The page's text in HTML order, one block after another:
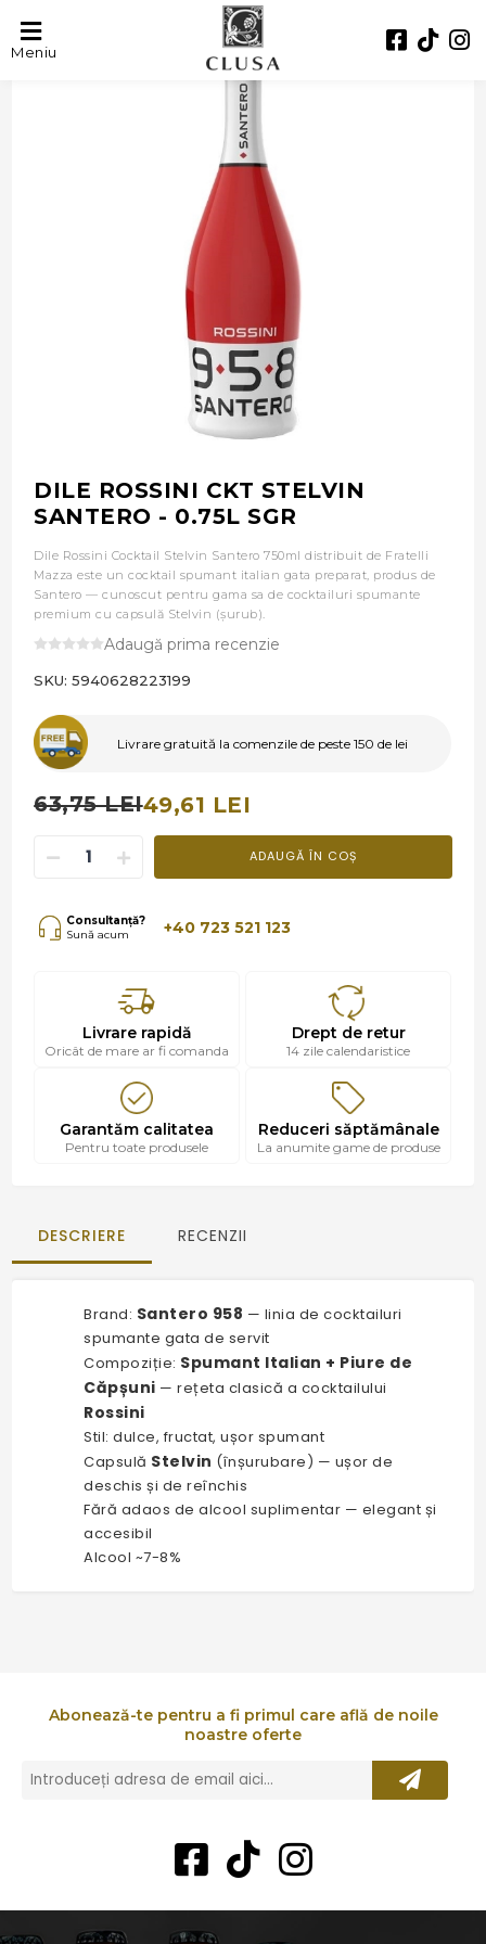
Meniu- 22%
DILE ROSSINI CKT STELVIN
SANTERO - 0.75L SGR
Dile Rossini Cocktail Stelvin Santero 750ml distribuit de Fratelli
Mazza este un cocktail spumant italian gata preparat, produs de
Santero — cunoscut pentru gama sa de cocktailuri spumante
premium cu capsulă Stelvin (șurub).
Adaugă prima recenzie
SKU: 5940628223199
Livrare gratuită la comenzile de peste 150 de lei
63,75 LEI49,61 LEI
ADAUGĂ ÎN COȘ
Consultanță?
Sună acum
+40 723 521 123
Livrare rapidă
Oricât de mare ar fi comanda
Drept de retur
14 zile calendaristice
Garantăm calitatea
Pentru toate produsele
Reduceri săptămânale
La anumite game de produse
DESCRIERE RECENZII
Brand: Santero 958 — linia de cocktailuri
spumante gata de servit
Compoziție: Spumant Italian + Piure de
Căpșuni — rețeta clasică a cocktailului
Rossini
Stil: dulce, fructat, ușor spumant
Capsulă Stelvin (înșurubare) — ușor de
deschis și de reînchis
Fără adaos de alcool suplimentar — elegant și
accesibil
Alcool ~7-8%
Abonează-te pentru a fi primul care află de noile
noastre oferte